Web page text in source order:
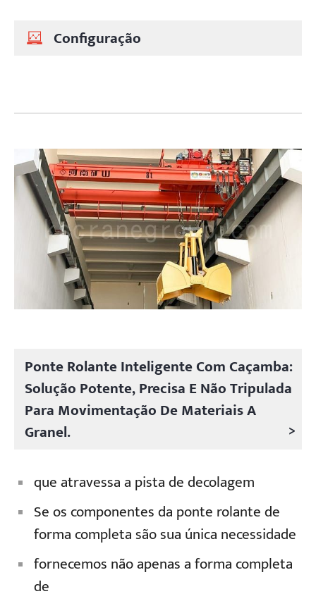
Configuração
Ponte Rolante Inteligente Com Caçamba:
Solução Potente, Precisa E Não Tripulada
Para Movimentação De Materiais A
Granel.
>
que atravessa a pista de decolagem
Se os componentes da ponte rolante de
forma completa são sua única necessidade
fornecemos não apenas a forma completa
de